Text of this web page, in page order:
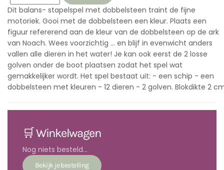
Dit balans- stapelspel met dobbelsteen traint de fijne
motoriek. Gooi met de dobbelsteen een kleur. Plaats een
figuur refererend aan de kleur van de dobbelsteen op de ark
van Noach. Wees voorzichtig ... en blijf in evenwicht anders
vallen alle dieren in het water! Je kan ook eerst de 2 losse
golven onder de boot plaatsen zodat het spel wat
gemakkelijker wordt. Het spel bestaat uit: - een schip - een
dobbelsteen met kleuren - 12 dieren - 2 golven. Blokdikte 2
🛒 Winkelwagen
Nog niets besteld...